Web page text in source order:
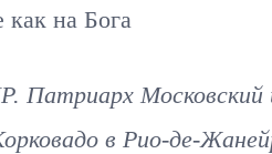
как на Бога
Патриарх Московский
в Рио-де-